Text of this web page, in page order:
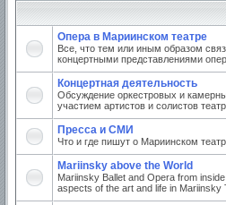
Опера в Мариинском театре
Все, что тем или иным образом
концертными представлениями
Концертная деятельность
Обсуждение оркестровых и
участием артистов и солистов
Пресса и СМИ
Что и где пишут о Мариинском
Mariinsky above the World
Mariinsky Ballet and Opera from
aspects of the art and life in Mariinsky